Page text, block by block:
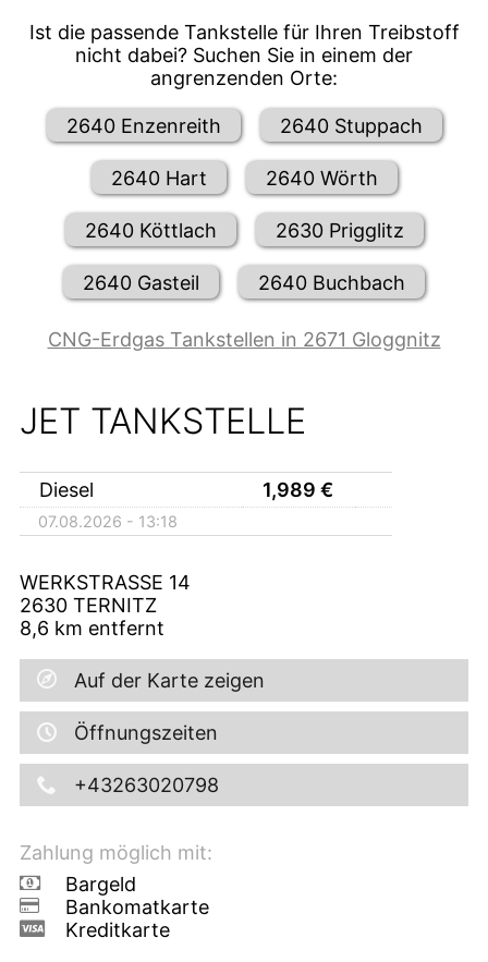
Ist die passende Tankstelle für Ihren Treibstoff
nicht dabei? Suchen Sie in einem der
angrenzenden Orte:
2640 Enzenreith 2640 Stuppach
2640 Hart 2640 Wörth
2640 Köttlach 2630 Prigglitz
2640 Gasteil 2640 Buchbach
CNG-Erdgas Tankstellen in 2671 Gloggnitz
JET TANKSTELLE
Diesel 1,989 €
07.08.2026 - 13:18
WERKSTRASSE 14
2630 TERNITZ
8,6 km entfernt
Auf der Karte zeigen
Öffnungszeiten
+43263020798
Zahlung möglich mit:
Bargeld
Bankomatkarte
Kreditkarte